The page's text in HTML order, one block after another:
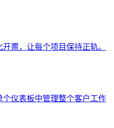
票，让每个项目保持正轨。
个仪表板中管理整个客户工作